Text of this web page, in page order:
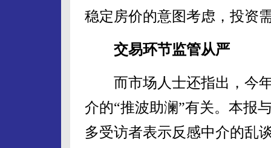
稳定房价的意图考虑，投资
交易环节监管从严
而市场人士还指出，今年
介的“推波助澜”有关。本报
多受访者表示反感中介的乱